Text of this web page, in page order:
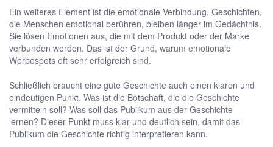
Ein weiteres Element ist die emotionale Verbindung. Geschichten,
die Menschen emotional berühren, bleiben länger im Gedächtnis.
Sie lösen Emotionen aus, die mit dem Produkt oder der Marke
verbunden werden. Das ist der Grund, warum emotionale
Werbespots oft sehr erfolgreich sind.
Schließlich braucht eine gute Geschichte auch einen klaren und
eindeutigen Punkt. Was ist die Botschaft, die die Geschichte
vermitteln soll? Was soll das Publikum aus der Geschichte
lernen? Dieser Punkt muss klar und deutlich sein, damit das
Publikum die Geschichte richtig interpretieren kann.